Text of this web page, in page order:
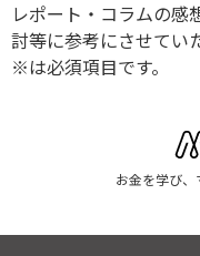
レポート・コラムの感
討等に参考にさせてい
※は必須項目です。
お金を学び、